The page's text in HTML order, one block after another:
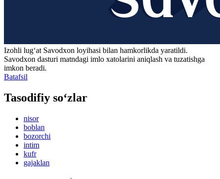
Izohli lugʻat Savodxon loyihasi bilan hamkorlikda yaratildi.
Savodxon dasturi matndagi imlo xatolarini aniqlash va tuzatishga
imkon beradi.
Batafsil
Tasodifiy so‘zlar
nisor
boblan
bozorchi
intim
kufr
gajaklan